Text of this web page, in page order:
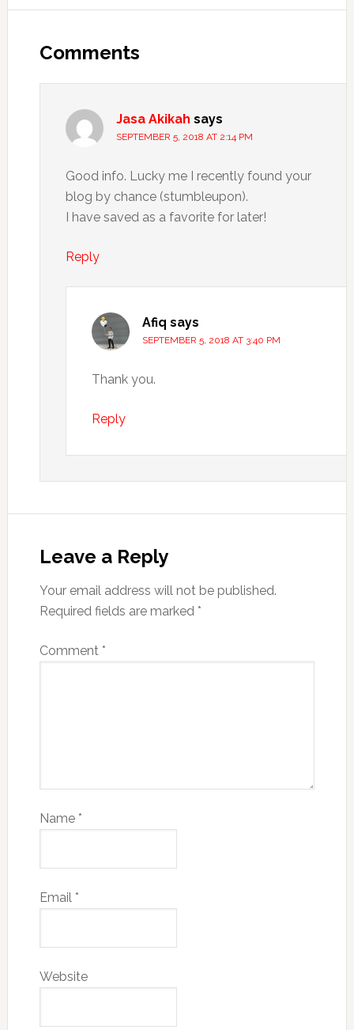
Comments
Jasa Akikah says
SEPTEMBER 5, 2018 AT 2:14 PM
Good info. Lucky me I recently found your
blog by chance (stumbleupon).
I have saved as a favorite for later!
Reply
Afiq says
SEPTEMBER 5, 2018 AT 3:40 PM
Thank you.
Reply
Leave a Reply
Your email address will not be published.
Required fields are marked *
Comment *
Name *
Email *
Website